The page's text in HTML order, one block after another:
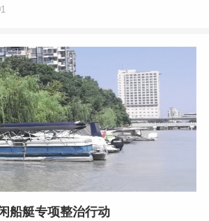
船艇专项整治行动